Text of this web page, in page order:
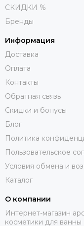
СКИДКИ %
Бренды
Информация
Доставка
Оплата
Контакты
Обратная связь
Скидки и бонусы
Блог
Политика
Пользовательское
Условия обмена и
Каталог
О компании
Интернет-магазин
косметики для